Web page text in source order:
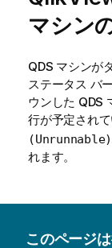
マシン
QDS マシンが
ステータス バ
ウンした QDS
行が予定され
(Unrunnable)
れます。
このページ